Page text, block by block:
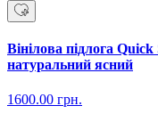
Вінілова підлога
натуральний ясний
1600.00 грн.